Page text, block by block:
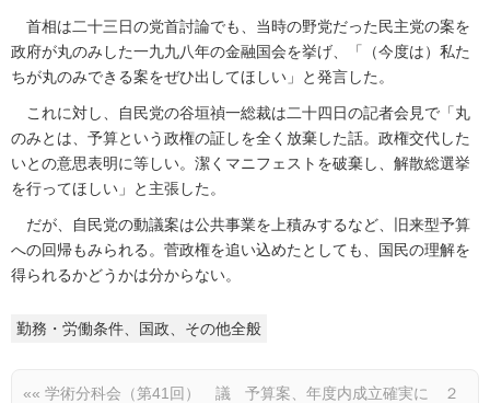
首相は二十三日の党首討論でも、当時の野党だった民主党の案を
政府が丸のみした一九九八年の金融国会を挙げ、「（今度は）私た
ちが丸のみできる案をぜひ出してほしい」と発言した。
これに対し、自民党の谷垣禎一総裁は二十四日の記者会見で「丸
のみとは、予算という政権の証しを全く放棄した話。政権交代した
いとの意思表明に等しい。潔くマニフェストを破棄し、解散総選挙
を行ってほしい」と主張した。
だが、自民党の動議案は公共事業を上積みするなど、旧来型予算
への回帰もみられる。菅政権を追い込めたとしても、国民の理解を
得られるかどうかは分からない。
勤務・労働条件、国政、その他全般
«« 学術分科会（第41回） 議
予算案、年度内成立確実に ２